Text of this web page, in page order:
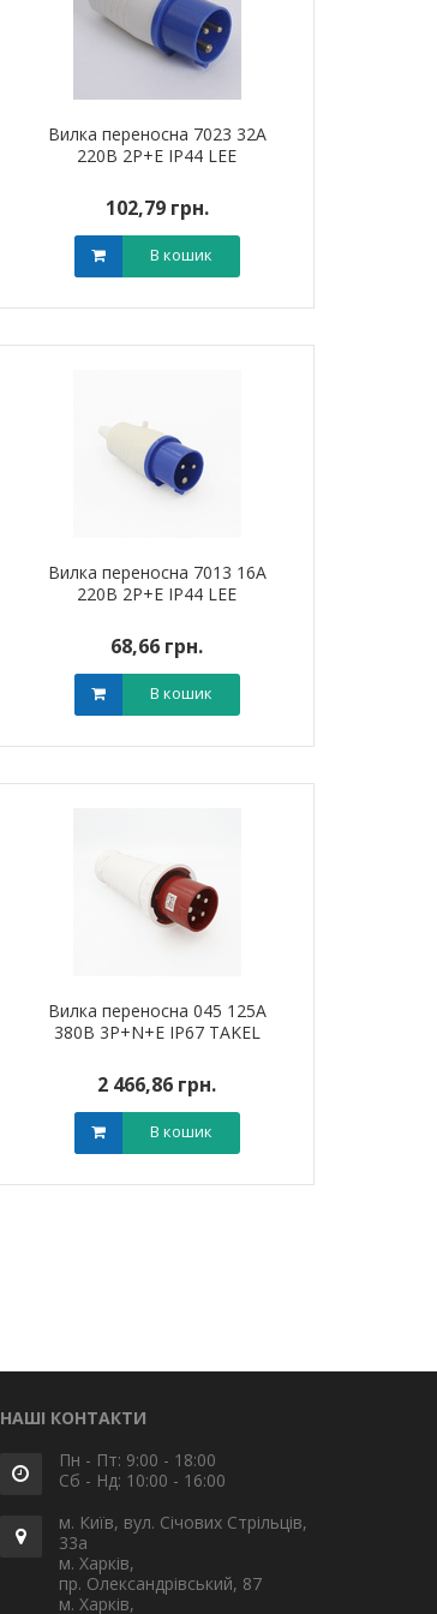
Вилка переносна 7023 32А
220В 2Р+Е IP44 LEE
102,79 грн.
В кошик
Вилка переносна 7013 16А
220В 2Р+Е IP44 LEE
68,66 грн.
В кошик
Вилка переносна 045 125А
380В 3Р+N+Е IP67 TAKEL
2 466,86 грн.
В кошик
НАШІ КОНТАКТИ
Пн - Пт: 9:00 - 18:00
Сб - Нд: 10:00 - 16:00
м. Київ, вул. Січових Стрільців,
33а
м. Харків,
пр. Олександрівський, 87
м. Харків,